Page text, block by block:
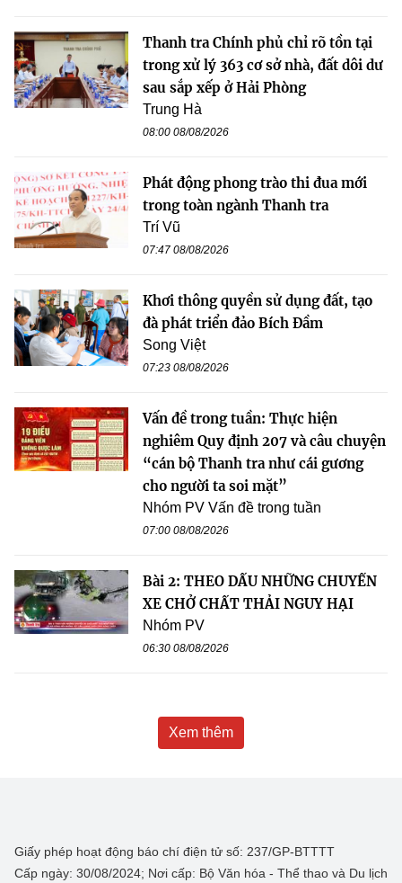
Thanh tra Chính phủ chỉ rõ tồn tại
trong xử lý 363 cơ sở nhà, đất dôi dư
sau sắp xếp ở Hải Phòng
Trung Hà
08:00 08/08/2026
Phát động phong trào thi đua mới
trong toàn ngành Thanh tra
Trí Vũ
07:47 08/08/2026
Khơi thông quyền sử dụng đất, tạo
đà phát triển đảo Bích Đầm
Song Việt
07:23 08/08/2026
Vấn đề trong tuần: Thực hiện
nghiêm Quy định 207 và câu chuyện
“cán bộ Thanh tra như cái gương
cho người ta soi mặt”
Nhóm PV Vấn đề trong tuần
07:00 08/08/2026
Bài 2: THEO DẤU NHỮNG CHUYẾN
XE CHỞ CHẤT THẢI NGUY HẠI
Nhóm PV
06:30 08/08/2026
Xem thêm
Giấy phép hoạt động báo chí điện tử số: 237/GP-BTTTT
Cấp ngày: 30/08/2024; Nơi cấp: Bộ Văn hóa - Thể thao và Du lịch